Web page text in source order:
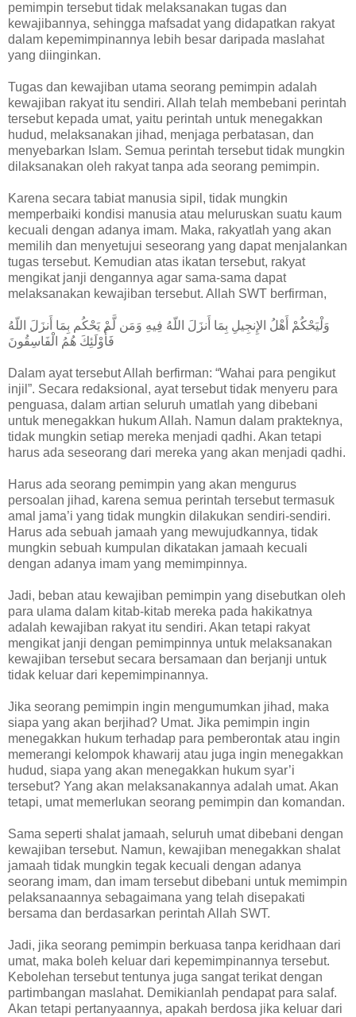
pemimpin tersebut tidak melaksanakan tugas dan
kewajibannya, sehingga mafsadat yang didapatkan rakyat
dalam kepemimpinannya lebih besar daripada maslahat
yang diinginkan.
Tugas dan kewajiban utama seorang pemimpin adalah
kewajiban rakyat itu sendiri. Allah telah membebani perintah
tersebut kepada umat, yaitu perintah untuk menegakkan
hudud, melaksanakan jihad, menjaga perbatasan, dan
menyebarkan Islam. Semua perintah tersebut tidak mungkin
dilaksanakan oleh rakyat tanpa ada seorang pemimpin.
Karena secara tabiat manusia sipil, tidak mungkin
memperbaiki kondisi manusia atau meluruskan suatu kaum
kecuali dengan adanya imam. Maka, rakyatlah yang akan
memilih dan menyetujui seseorang yang dapat menjalankan
tugas tersebut. Kemudian atas ikatan tersebut, rakyat
mengikat janji dengannya agar sama-sama dapat
melaksanakan kewajiban tersebut. Allah SWT berfirman,
وَلْيَحْكُمْ أَهْلُ الإِنجِيلِ بِمَا أَنزَلَ اللّهُ فِيهِ وَمَن لَّمْ يَحْكُم بِمَا أَنزَلَ اللّهُ
فَأُوْلَئِكَ هُمُ الْفَاسِقُونَ
Dalam ayat tersebut Allah berfirman: “Wahai para pengikut
injil”. Secara redaksional, ayat tersebut tidak menyeru para
penguasa, dalam artian seluruh umatlah yang dibebani
untuk menegakkan hukum Allah. Namun dalam prakteknya,
tidak mungkin setiap mereka menjadi qadhi. Akan tetapi
harus ada seseorang dari mereka yang akan menjadi qadhi.
Harus ada seorang pemimpin yang akan mengurus
persoalan jihad, karena semua perintah tersebut termasuk
amal jama’i yang tidak mungkin dilakukan sendiri-sendiri.
Harus ada sebuah jamaah yang mewujudkannya, tidak
mungkin sebuah kumpulan dikatakan jamaah kecuali
dengan adanya imam yang memimpinnya.
Jadi, beban atau kewajiban pemimpin yang disebutkan oleh
para ulama dalam kitab-kitab mereka pada hakikatnya
adalah kewajiban rakyat itu sendiri. Akan tetapi rakyat
mengikat janji dengan pemimpinnya untuk melaksanakan
kewajiban tersebut secara bersamaan dan berjanji untuk
tidak keluar dari kepemimpinannya.
Jika seorang pemimpin ingin mengumumkan jihad, maka
siapa yang akan berjihad? Umat. Jika pemimpin ingin
menegakkan hukum terhadap para pemberontak atau ingin
memerangi kelompok khawarij atau juga ingin menegakkan
hudud, siapa yang akan menegakkan hukum syar’i
tersebut? Yang akan melaksanakannya adalah umat. Akan
tetapi, umat memerlukan seorang pemimpin dan komandan.
Sama seperti shalat jamaah, seluruh umat dibebani dengan
kewajiban tersebut. Namun, kewajiban menegakkan shalat
jamaah tidak mungkin tegak kecuali dengan adanya
seorang imam, dan imam tersebut dibebani untuk memimpin
pelaksanaannya sebagaimana yang telah disepakati
bersama dan berdasarkan perintah Allah SWT.
Jadi, jika seorang pemimpin berkuasa tanpa keridhaan dari
umat, maka boleh keluar dari kepemimpinannya tersebut.
Kebolehan tersebut tentunya juga sangat terikat dengan
partimbangan maslahat. Demikianlah pendapat para salaf.
Akan tetapi pertanyaannya, apakah berdosa jika keluar dari